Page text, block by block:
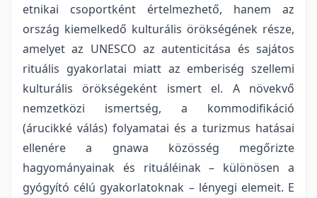
etnikai csoportként értelmezhető, hanem az
ország kiemelkedő kulturális örökségének része,
amelyet az UNESCO az autenticitása és sajátos
rituális gyakorlatai miatt az emberiség szellemi
kulturális örökségeként ismert el. A növekvő
nemzetközi ismertség, a kommodifikáció
(árucikké válás) folyamatai és a turizmus hatásai
ellenére a gnawa közösség megőrizte
hagyományainak és rituáléinak – különösen a
gyógyító célú gyakorlatoknak – lényegi elemeit. E